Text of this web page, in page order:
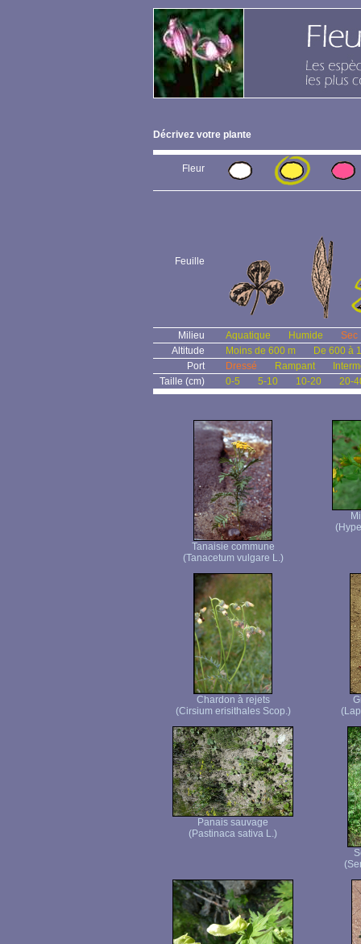
Décrivez votre plante
Fleur
Feuille
Milieu Aquatique Humide
Sec
Altitude
Moins de 600 m
De 600 à
Port
Dressé Rampant
Taille (cm)
0-5 5-10 10-20 20-
Tanaisie commune
(Tanacetum vulgare L.)
Chardon à rejets
(Cirsium erisithales Scop.)
Panais sauvage
(Pastinaca sativa L.)